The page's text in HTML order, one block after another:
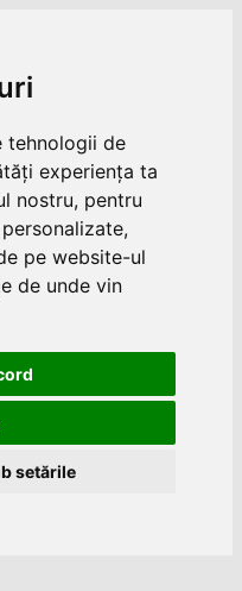
tehnologii de
experiența ta
nostru, pentru
pe website-ul
de unde vin
setările